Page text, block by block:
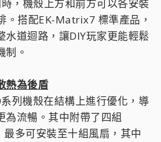
，機殼上方和前方可以各安裝
。搭配EK-Matrix7 標準產品，
水道迴路，讓DIY玩家更能輕鬆
制。
熱為後盾
列機殼在結構上進行優化，導
為流暢。其中附帶了四組
多可安裝至十組風扇，其中